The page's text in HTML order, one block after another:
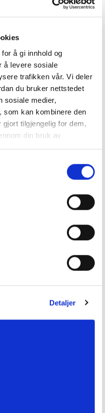
å gi innhold og
å levere sosiale
trafikken vår. Vi deler
du bruker nettstedet
sosiale medier,
som kan kombinere den
tilgjengelig for dem,
din bruk av
Detaljer